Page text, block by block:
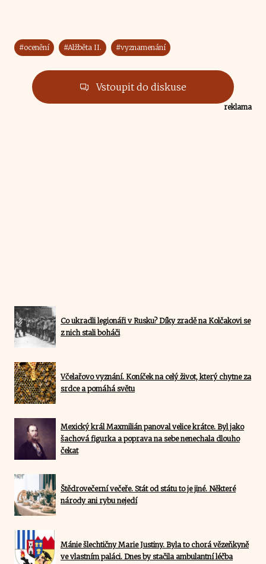
#ocenění #Alžběta II. #vyznamenání
Vstoupit do diskuse
reklama
Co ukradli legionáři v Rusku? Díky zradě na Kolčakovi se
z nich stali boháči
Včelařovo vyznání. Koníček na celý život, který chytne za
srdce a pomáhá světu
Mexický král Maxmilián panoval velice krátce. Byl jako
šachová figurka a poprava na sebe nenechala dlouho
čekat
Štědrovečerní večeře. Stát od státu to je jiné. Některé
národy ani rybu nejedí
Mánie šlechtičny Marie Justiny. Byla to chorá vězeňkyně
ve vlastním paláci. Dnes by stačila ambulantní léčba